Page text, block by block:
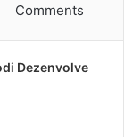
Comments
Dezenvolve